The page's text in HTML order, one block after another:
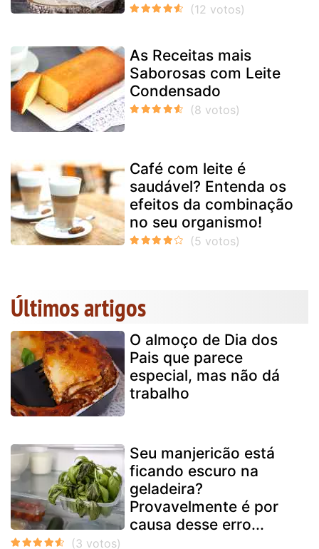
As Receitas mais
Saborosas com Leite
Condensado
Café com leite é
saudável? Entenda os
efeitos da combinação
no seu organismo!
Últimos artigos
O almoço de Dia dos
Pais que parece
especial, mas não dá
trabalho
Seu manjericão está
ficando escuro na
geladeira?
Provavelmente é por
causa desse erro...